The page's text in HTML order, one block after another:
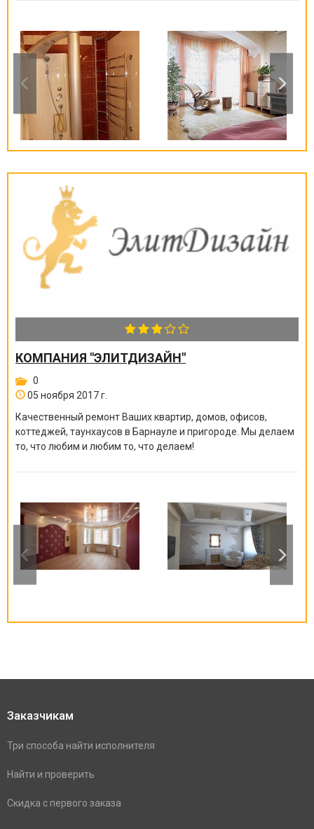
КОМПАНИЯ "ЭЛИТДИЗАЙН"
0
05 ноября 2017 г.
Качественный ремонт Ваших квартир, домов, офисов,
коттеджей, таунхаусов в Барнауле и пригороде. Мы делаем
то, что любим и любим то, что делаем!
Заказчикам
Три способа найти исполнителя
Найти и проверить
Скидка с первого заказа